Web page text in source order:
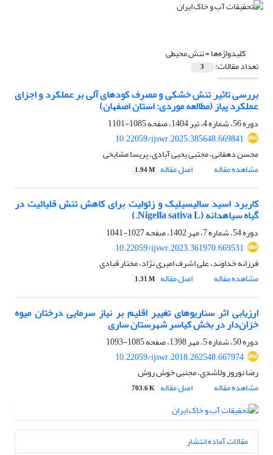
کلیدواژه‌ها =تنش محیطی
تعداد مقالات: 3
بررسی تاثیر تنش خشکی و مصرف کودهای آلی بر عملکرد و اجزای
عملکرد پیاز (مطالعه موردی: استان اصفهان)
دوره 56، شماره 4، تیر 1404، صفحه
1085-1101
10.22059/ijswr.2025.385648.669841
محسن دهقانی، مجتبی یحیی آبادی، پریسا مشایخی
مشاهده مقاله
اصل مقاله 1.94 M
کاربرد اسید سالیسیلیک و زئولیت برای کاهش تنش قلیائیت در
گیاه سیاهدانه (Nigella sativa L.)
دوره 54، شماره 7، مهر 1402، صفحه
1027-1041
10.22059/ijswr.2023.361970.669531
فرزانه خداوند، علی اشرف امیری نژاد، مختار قبادی
مشاهده مقاله
اصل مقاله 1.31 M
ارزیابی اثر سناریوهای تغییر اقلیم بر نیاز سرمایی درختان میوه
خزان‌دار در بخش کیاسر شهرستان ساری
دوره 50، شماره 5، مهر 1398، صفحه
1085-1093
10.22059/ijswr.2018.262548.667974
رضا نوروز ولاشدی، مجتبی خوش روش
مشاهده مقاله
اصل مقاله 703.6 K
مقالات آماده انتشار